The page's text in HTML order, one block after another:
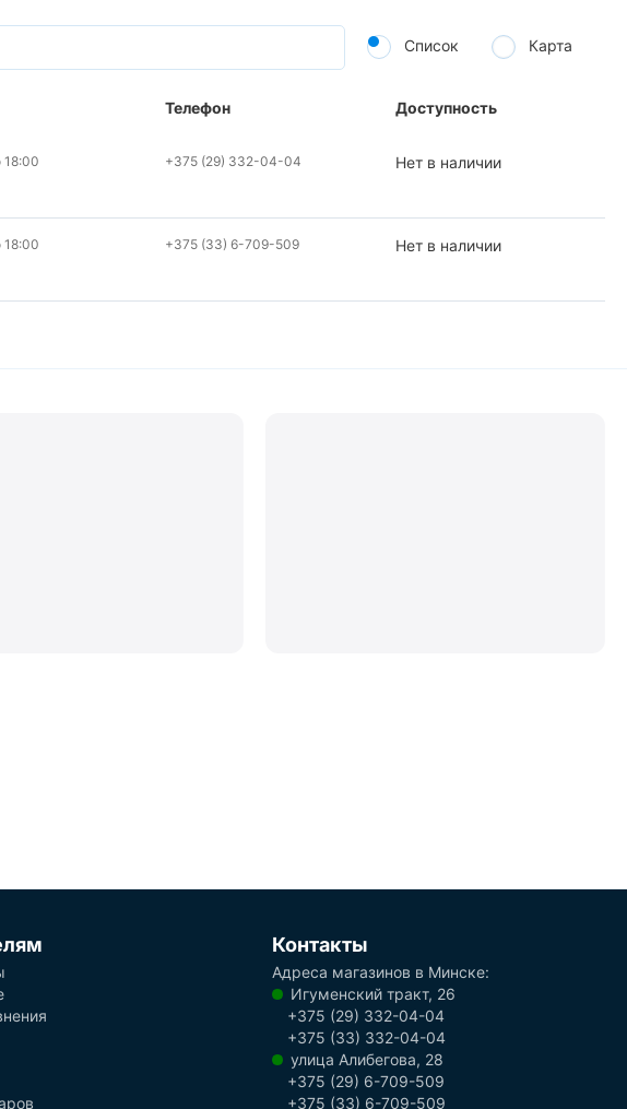
Список Карта
Телефон Доступность
+375 (29) 332-04-04 Нет в наличии
+375 (33) 6-709-509 Нет в наличии
Контакты
Адреса магазинов в Минске:
Игуменский тракт, 26
+375 (29) 332-04-04
+375 (33) 332-04-04
улица Алибегова, 28
+375 (29) 6-709-509
+375 (33) 6-709-509